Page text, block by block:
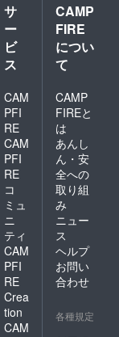
サ
ー
ビ
ス
CAM
PFI
RE
CAM
PFI
RE
コ
ミュ
ニ
ティ
CAM
PFI
RE
Crea
tion
CAM
CAMP
FIRE
につい
て
CAMP
FIREと
は
あんし
ん・安
全への
取り組
み
ニュー
ス
ヘルプ
お問い
合わせ
各種規定